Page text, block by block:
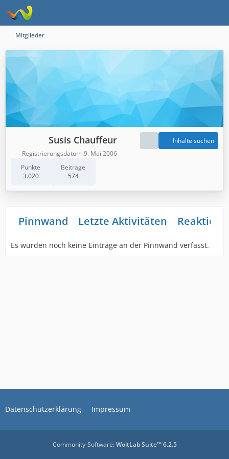
Mitglieder
Susis Chauffeur
Punkte
3.020
Beiträge
574
Inhalte suchen
Registrierungsdatum 9. Mai 2006
Pinnwand Letzte Aktivitäten
Es wurden noch keine Einträge an der Pinnwand verfasst.
Datenschutzerklärung Impressum
Community-Software:WoltLab Suite™ 6.2.5